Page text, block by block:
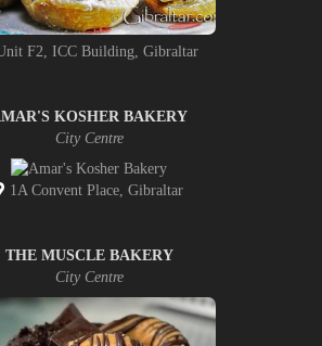
F2, ICC Building, Gibraltar
KOSHER BAKERY
City Centre
1A Convent Place, Gibraltar
THE MUSCLE BAKERY
City Centre